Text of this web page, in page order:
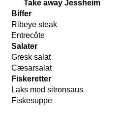
Take away Jessheim
Biffer
Ribeye steak
Entrecôte
Salater
Gresk salat
Cæsarsalat
Fiskeretter
Laks med sitronsaus
Fiskesuppe